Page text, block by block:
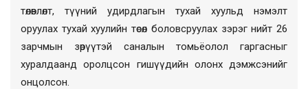
төлөвлөлт, түүний удирдлагын тухай хуульд нэмэлт
оруулах тухай хуулийн төсөл боловсруулах зэрэг нийт 26
зарчмын зөрүүтэй саналын томьёолол гаргасныг
хуралдаанд оролцсон гишүүдийн олонх дэмжсэнийг
онцолсон.